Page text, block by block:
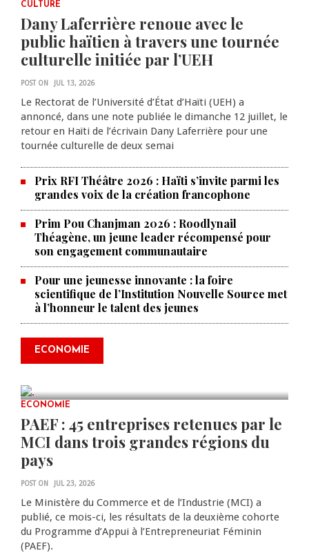
CULTURE
Dany Laferrière renoue avec le
public haïtien à travers une tournée
culturelle initiée par l’UEH
POST ON JUL 13, 2026
Le Rectorat de l’Université d’État d’Haïti (UEH) a
annoncé, dans une note publiée le dimanche 12 juillet, le
retour en Haïti de l’écrivain Dany Laferrière pour une
tournée culturelle de deux semai
Prix RFI Théâtre 2026 : Haïti s’invite parmi les
grandes voix de la création francophone
Prim Pou Chanjman 2026 : Roodlynail
Théagène, un jeune leader récompensé pour
son engagement communautaire
Pour une jeunesse innovante : la foire
scientifique de l’Institution Nouvelle Source met
à l’honneur le talent des jeunes
ECONOMIE
0 COMMENTS
Produire le savoir pour
transformer Haïti : BRH lance la
2ᵉ édition de ses Journées
scientifiques
ECONOMIE
PAEF : 45 entreprises retenues par le
MCI dans trois grandes régions du
pays
POST ON JUL 23, 2026
Le Ministère du Commerce et de l’Industrie (MCI) a
publié, ce mois-ci, les résultats de la deuxième cohorte
du Programme d’Appui à l’Entrepreneuriat Féminin
(PAEF).